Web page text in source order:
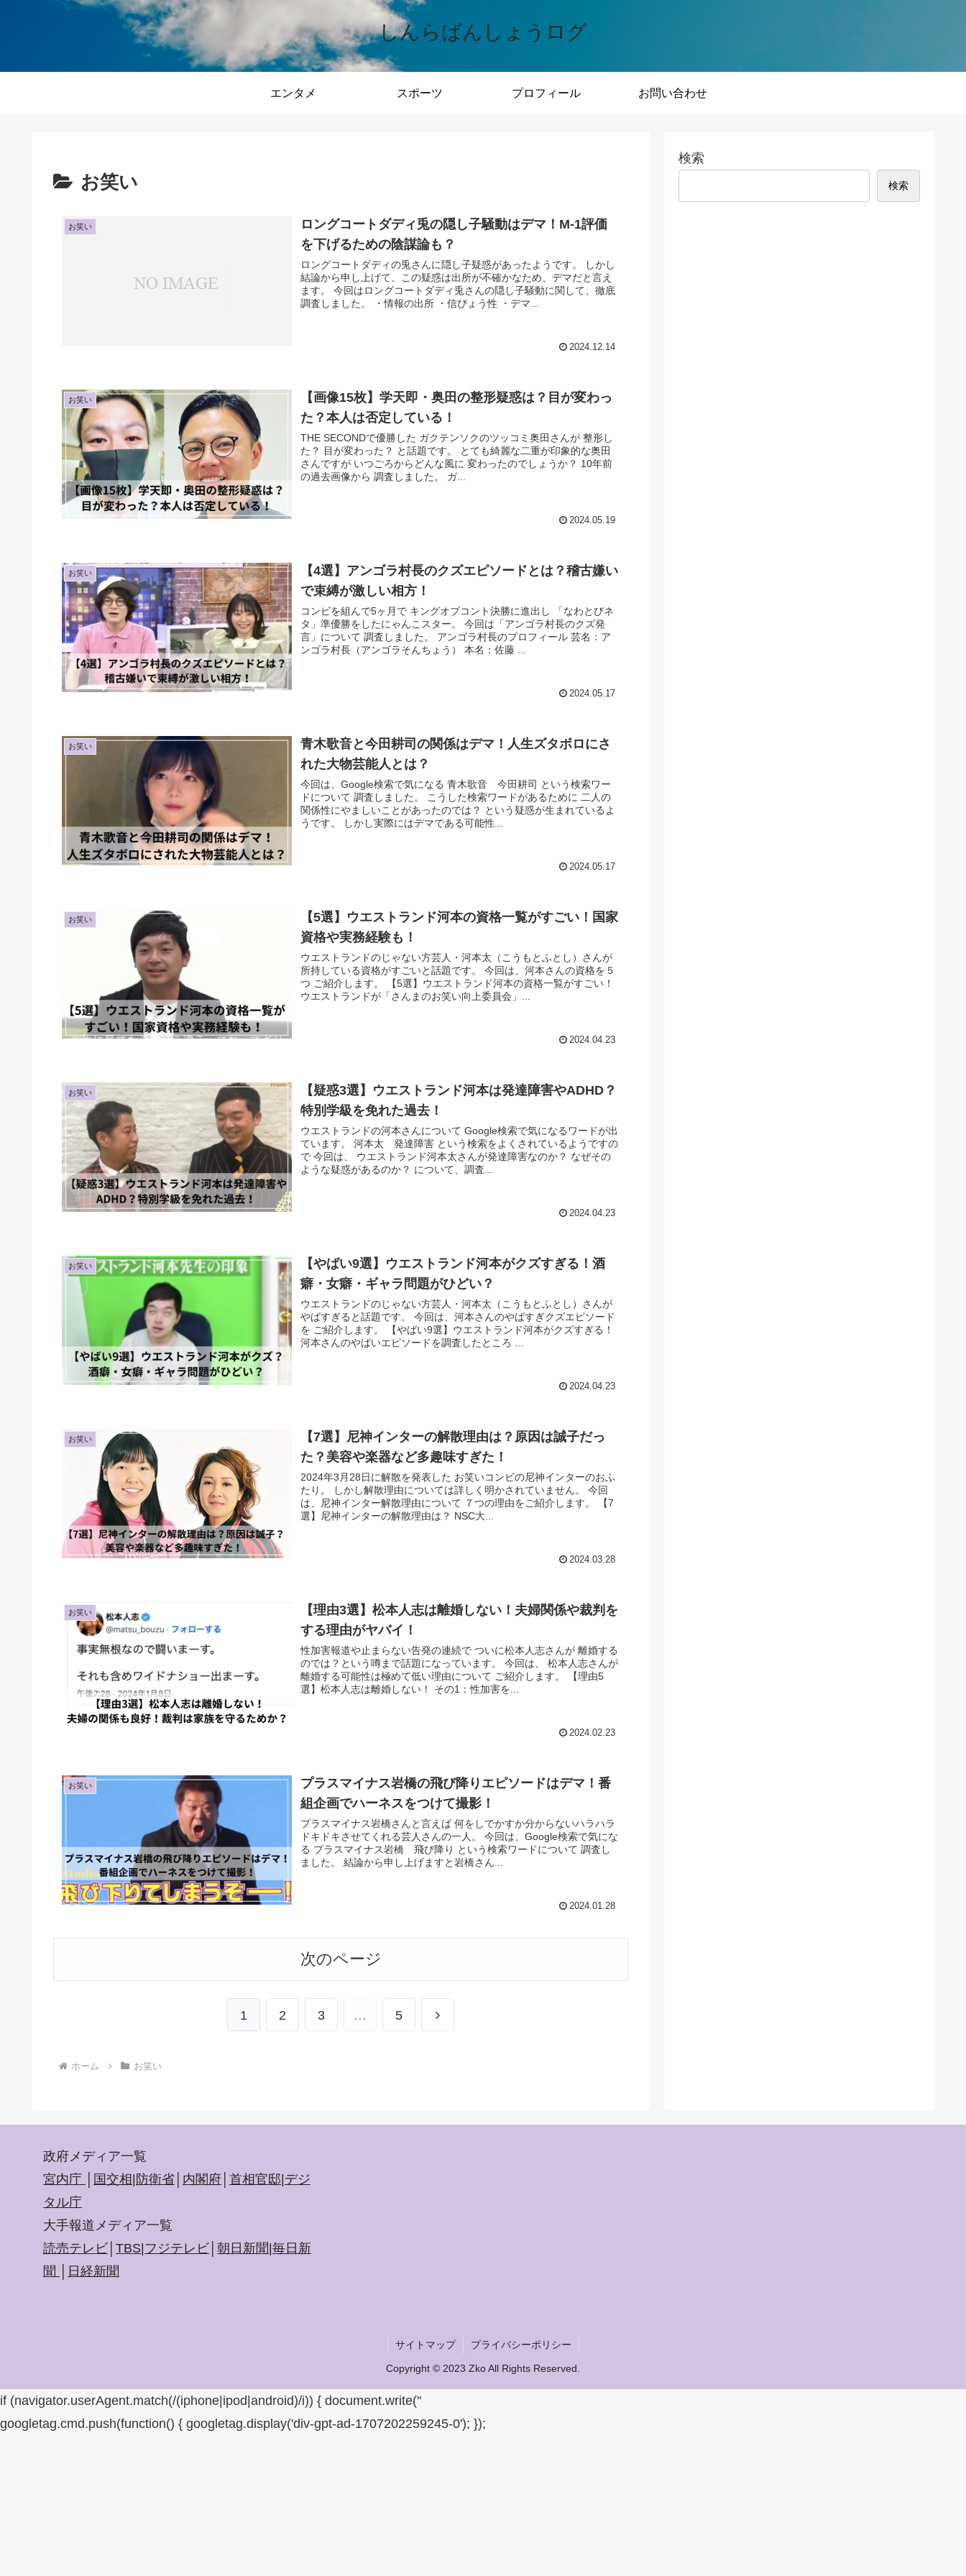
しんらばんしょうログ
エンタメ スポーツ プロフィール お問い合わせ
お笑い
お笑い
ロングコートダディ兎の隠し子騒動はデマ！M-1評価
を下げるための陰謀論も？
ロングコートダディの兎さんに隠し子疑惑があったようです。 しかし
結論から申し上げて、この疑惑は出所が不確かなため、デマだと言え
ます。 今回はロングコートダディ兎さんの隠し子騒動に関して、徹底
調査しました。 ・情報の出所 ・信ぴょう性 ・デマ...
2024.12.14
お笑い
【画像15枚】学天即・奥田の整形疑惑は？目が変わっ
た？本人は否定している！
THE SECONDで優勝した ガクテンソクのツッコミ奥田さんが 整形し
た？ 目が変わった？ と話題です。 とても綺麗な二重が印象的な奥田
さんですが いつごろからどんな風に 変わったのでしょうか？ 10年前
の過去画像から 調査しました。 ガ...
2024.05.19
お笑い
【4選】アンゴラ村長のクズエピソードとは？稽古嫌い
で束縛が激しい相方！
コンビを組んで5ヶ月で キングオブコント決勝に進出し 「なわとびネ
タ」準優勝をしたにゃんこスター。 今回は「アンゴラ村長のクズ発
言」について 調査しました。 アンゴラ村長のプロフィール 芸名：ア
ンゴラ村長（アンゴラそんちょう） 本名：佐藤 ...
2024.05.17
お笑い
青木歌音と今田耕司の関係はデマ！人生ズタボロにさ
れた大物芸能人とは？
今回は、Google検索で気になる 青木歌音 今田耕司 という検索ワー
ドについて 調査しました。 こうした検索ワードがあるために 二人の
関係性にやましいことがあったのでは？ という疑惑が生まれているよ
うです。 しかし実際にはデマである可能性...
2024.05.17
お笑い
【5選】ウエストランド河本の資格一覧がすごい！国家
資格や実務経験も！
ウエストランドのじゃない方芸人・河本太（こうもとふとし）さんが
所持している資格がすごいと話題です。 今回は、河本さんの資格を５
つ ご紹介します。 【5選】ウエストランド河本の資格一覧がすごい！
ウエストランドが「さんまのお笑い向上委員会」...
2024.04.23
お笑い
【疑惑3選】ウエストランド河本は発達障害やADHD？
特別学級を免れた過去！
ウエストランドの河本さんについて Google検索で気になるワードが出
ています。 河本太 発達障害 という検索をよくされているようですの
で 今回は、 ウエストランド河本太さんが発達障害なのか？ なぜその
ような疑惑があるのか？ について、調査...
2024.04.23
お笑い
【やばい9選】ウエストランド河本がクズすぎる！酒
癖・女癖・ギャラ問題がひどい？
ウエストランドのじゃない方芸人・河本太（こうもとふとし）さんが
やばすぎると話題です。 今回は、河本さんのやばすぎクズエピソード
を ご紹介します。 【やばい9選】ウエストランド河本がクズすぎる！
河本さんのやばいエピソードを調査したところ ...
2024.04.23
お笑い
【7選】尼神インターの解散理由は？原因は誠子だっ
た？美容や楽器など多趣味すぎた！
2024年3月28日に解散を発表した お笑いコンビの尼神インターのおふ
たり。 しかし解散理由については詳しく明かされていません。 今回
は、尼神インター解散理由について ７つの理由をご紹介します。 【7
選】尼神インターの解散理由は？ NSC大...
2024.03.28
お笑い
【理由3選】松本人志は離婚しない！夫婦関係や裁判を
する理由がヤバイ！
性加害報道や止まらない告発の連続で ついに松本人志さんが 離婚する
のでは？という噂まで話題になっています。 今回は、 松本人志さんが
離婚する可能性は極めて低い理由について ご紹介します。 【理由5
選】松本人志は離婚しない！ その1：性加害を...
2024.02.23
お笑い
プラスマイナス岩橋の飛び降りエピソードはデマ！番
組企画でハーネスをつけて撮影！
プラスマイナス岩橋さんと言えば 何をしでかすか分からないハラハラ
ドキドキさせてくれる芸人さんの一人。 今回は、Google検索で気にな
る プラスマイナス岩橋 飛び降り という検索ワードについて 調査し
ました。 結論から申し上げますと岩橋さん...
2024.01.28
次のページ
1 2 3 … 5 次
ホーム お笑い
検索
検索
政府メディア一覧
宮内庁
国交相 防衛省 内閣府 首相官邸 デジ
タル庁
大手報道メディア一覧
読売テレビ TBS フジテレビ 朝日新聞 毎日新
聞
日経新聞
サイトマップ プライバシーポリシー
Copyright © 2023 Zko All Rights Reserved.
if (navigator.userAgent.match(/(iphone|ipod|android)/i)) { document.write("
googletag.cmd.push(function() { googletag.display('div-gpt-ad-1707202259245-0'); });